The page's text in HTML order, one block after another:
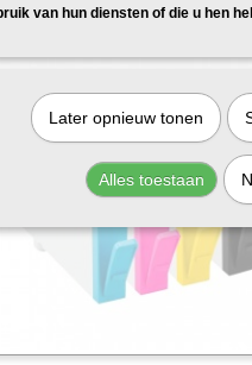
van hun diensten of die u hen
Later opnieuw tonen
Alles toestaan